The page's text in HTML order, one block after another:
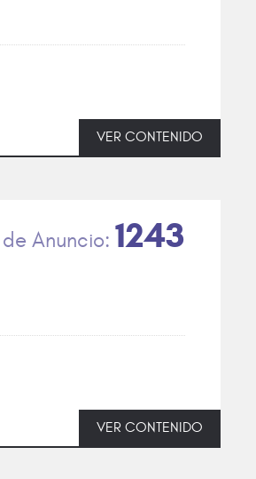
VER CONTENIDO
1243
VER CONTENIDO